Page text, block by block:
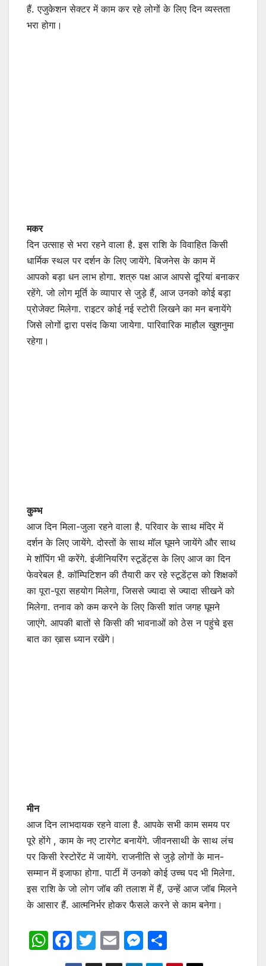
हैं. एजुकेशन सेक्टर में काम कर रहे लोगों के लिए दिन व्यस्तता
भरा होगा।
मकर
दिन उत्साह से भरा रहने वाला है. इस राशि के विवाहित किसी
धार्मिक स्थल पर दर्शन के लिए जायेंगे. बिजनेस के काम में
आपको बड़ा धन लाभ होगा. शत्रु पक्ष आज आपसे दूरियां बनाकर
रहेंगे. जो लोग मूर्ति के व्यापार से जुड़े हैं, आज उनको कोई बड़ा
प्रोजेक्ट मिलेगा. राइटर कोई नई स्टोरी लिखने का मन बनायेंगे
जिसे लोगों द्वारा पसंद किया जायेगा. पारिवारिक माहौल खुशनुमा
रहेगा।
कुम्भ
आज दिन मिला-जुला रहने वाला है. परिवार के साथ मंदिर में
दर्शन के लिए जायेंगे. दोस्तों के साथ मॉल घूमने जायेंगे और साथ
मे शॉपिंग भी करेंगे. इंजीनियरिंग स्टूडेंट्स के लिए आज का दिन
फेवरेबल है. कॉम्पिटिशन की तैयारी कर रहे स्टूडेंट्स को शिक्षकों
का पूरा-पूरा सहयोग मिलेगा, जिससे ज्यादा से ज्यादा सीखने को
मिलेगा. तनाव को कम करने के लिए किसी शांत जगह घूमने
जाएंगे. आपकी बातों से किसी की भावनाओं को ठेस न पहुंचे इस
बात का ख़ास ध्यान रखेंगे।
मीन
आज दिन लाभदायक रहने वाला है. आपके सभी काम समय पर
पूरे होंगे , काम के नए टारगेट बनायेंगे. जीवनसाथी के साथ लंच
पर किसी रेस्टोरेंट में जायेंगे. राजनीति से जुड़े लोगों के मान-
सम्मान में इजाफा होगा. पार्टी में उनको कोई उच्च पद भी मिलेगा.
इस राशि के जो लोग जॉब की तलाश में हैं, उन्हें आज जॉब मिलने
के आसार हैं. आत्मनिर्भर होकर फैसले करने से काम बनेगा।
W F
a
T
w
E
m
M
e h